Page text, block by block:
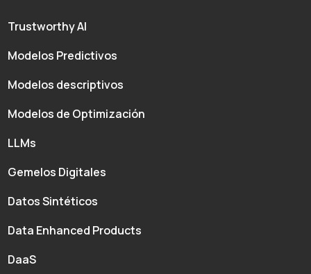
Trustworthy AI
Modelos Predictivos
Modelos descriptivos
Modelos de Optimización
LLMs
Gemelos Digitales
Datos Sintéticos
Data Enhanced Products
DaaS